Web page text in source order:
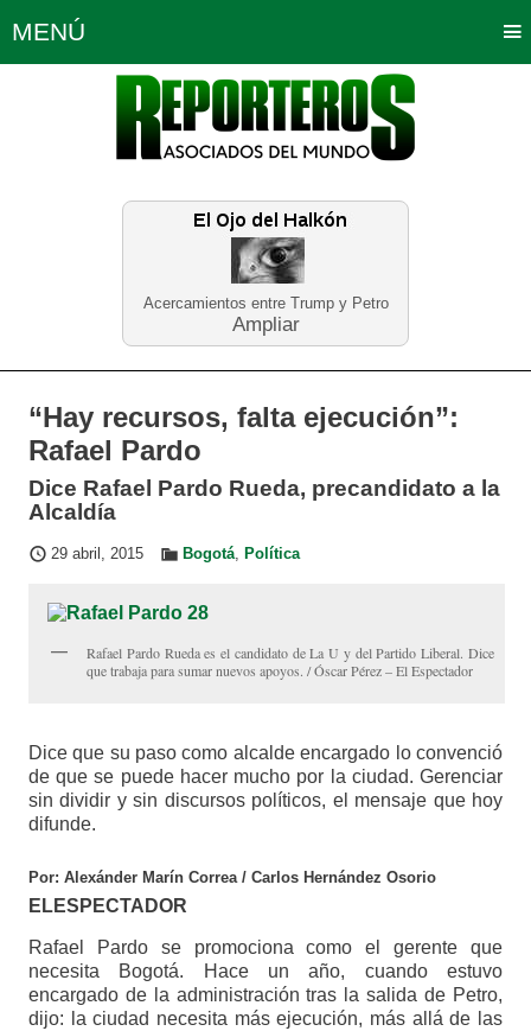
Acercamientos entre Trump y Petro
Ampliar
MENÚ
Política Opinión Bogotá
Planeta Tierra Deportes
Educación Neira
“Hay recursos, falta ejecución”:
Rafael Pardo
Dice Rafael Pardo Rueda, precandidato a la
Alcaldía
29 abril, 2015 Bogotá, Política
Rafael Pardo Rueda es el candidato de La U y del Partido Liberal. Dice
que trabaja para sumar nuevos apoyos. / Óscar Pérez – El Espectador
Dice que su paso como alcalde encargado lo convenció
de que se puede hacer mucho por la ciudad. Gerenciar
sin dividir y sin discursos políticos, el mensaje que hoy
difunde.
Por: Alexánder Marín Correa / Carlos Hernández Osorio
ELESPECTADOR
Rafael Pardo se promociona como el gerente que
necesita Bogotá. Hace un año, cuando estuvo
encargado de la administración tras la salida de Petro,
dijo: la ciudad necesita más ejecución, más allá de las